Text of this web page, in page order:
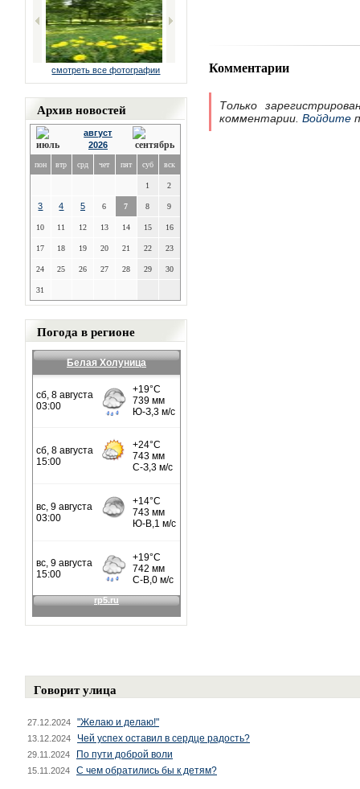
смотреть все фотографии
Архив новостей
август
2026
пон втр срд чет пят суб вск
1 2
3 4 5 6 7 8 9
10 11 12 13 14 15 16
17 18 19 20 21 22 23
24 25 26 27 28 29 30
31
Погода в регионе
Белая Холуница
Комментарии
Только
комментарии. Войдите
Говорит улица
27.12.2024 "Желаю и делаю!"
13.12.2024 Чей успех оставил в сердце радость?
29.11.2024 По пути доброй воли
15.11.2024 С чем обратились бы к детям?